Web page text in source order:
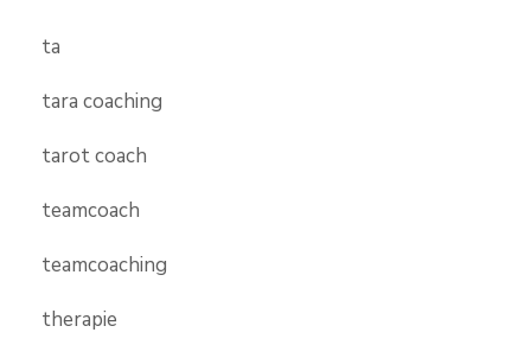
ta
tara coaching
tarot coach
teamcoach
teamcoaching
therapie